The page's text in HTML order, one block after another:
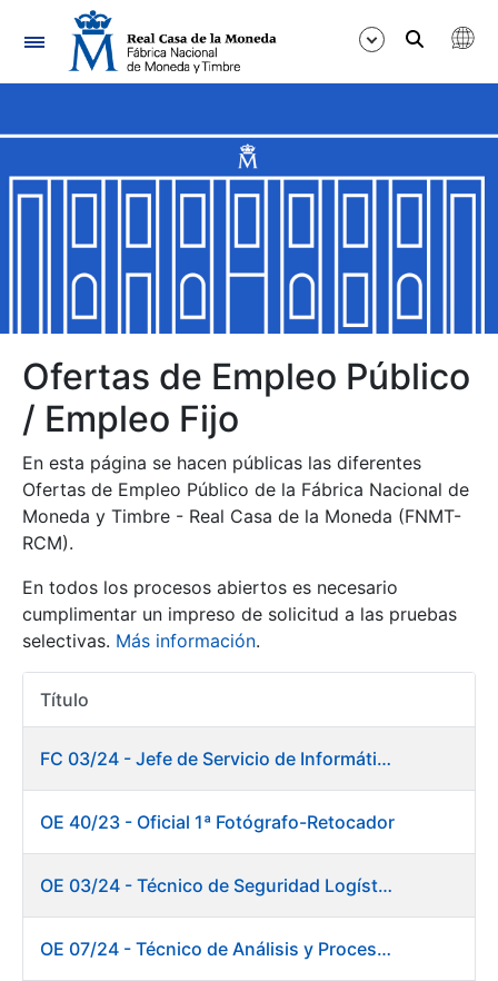
Navegación
Mostrar/Ocultar
Mostrar/Ocultar
Mostrar/Ocultar
Mostrar/Ocultar
Mostrar/Ocultar
Mostrar/Ocultar
Mostrar/Ocultar
Mostrar/Ocultar
Ofertas de Empleo Público
/ Empleo Fijo
En esta página se hacen públicas las diferentes
Ofertas de Empleo Público de la Fábrica Nacional de
Moneda y Timbre - Real Casa de la Moneda (FNMT-
RCM).
En todos los procesos abiertos es necesario
cumplimentar un impreso de solicitud a las pruebas
selectivas. Más información.
Título
FC 03/24 - Jefe de Servicio de Informática de Gestión y Procesos
OE 40/23 - Oficial 1ª Fotógrafo-Retocador
OE 03/24 - Técnico de Seguridad Logística
OE 07/24 - Técnico de Análisis y Procesos de Laboratorio